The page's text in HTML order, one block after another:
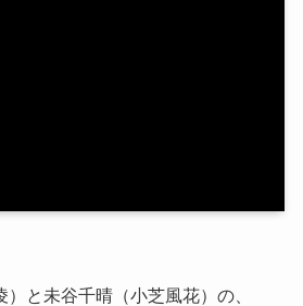
と未谷千晴（小芝風花）の、